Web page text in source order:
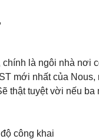
chính là ngôi nhà nơi
mới nhất của
thật tuyệt vời nếu
công khai